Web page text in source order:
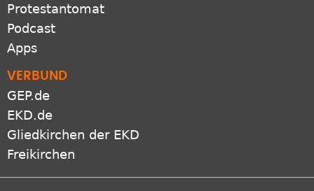
Protestantomat
Podcast
Apps
VERBUND
GEP.de
EKD.de
Gliedkirchen der EKD
Freikirchen